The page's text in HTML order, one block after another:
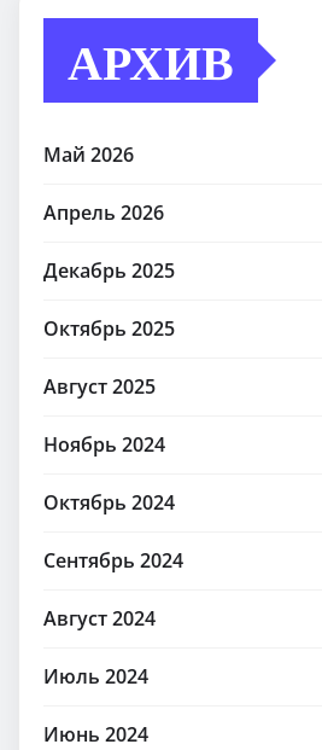
АРХИВ
Май 2026
Апрель 2026
Декабрь 2025
Октябрь 2025
Август 2025
Ноябрь 2024
Октябрь 2024
Сентябрь 2024
Август 2024
Июль 2024
Июнь 2024